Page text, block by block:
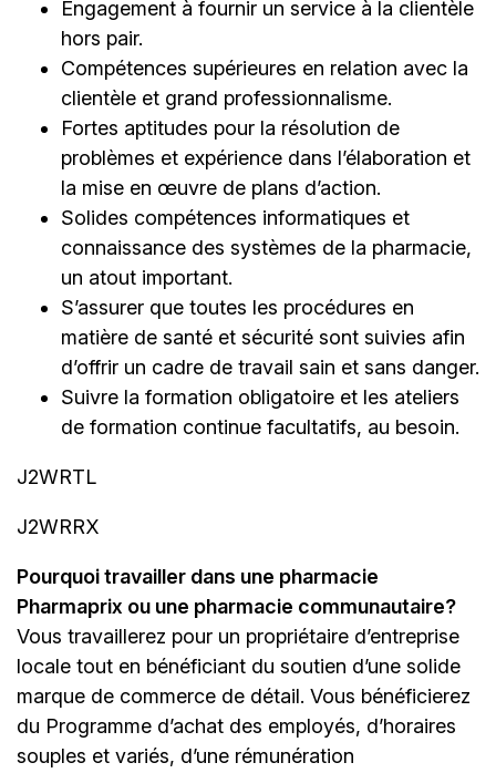
Engagement à fournir un service à la clientèle
hors pair.
Compétences supérieures en relation avec la
clientèle et grand professionnalisme.
Fortes aptitudes pour la résolution de
problèmes et expérience dans l’élaboration et
la mise en œuvre de plans d’action.
Solides compétences informatiques et
connaissance des systèmes de la pharmacie,
un atout important.
S’assurer que toutes les procédures en
matière de santé et sécurité sont suivies afin
d’offrir un cadre de travail sain et sans danger.
Suivre la formation obligatoire et les ateliers
de formation continue facultatifs, au besoin.
J2WRTL
J2WRRX
Pourquoi travailler dans une pharmacie
Pharmaprix ou une pharmacie communautaire?
Vous travaillerez pour un propriétaire d’entreprise
locale tout en bénéficiant du soutien d’une solide
marque de commerce de détail. Vous bénéficierez
du Programme d’achat des employés, d’horaires
souples et variés, d’une rémunération